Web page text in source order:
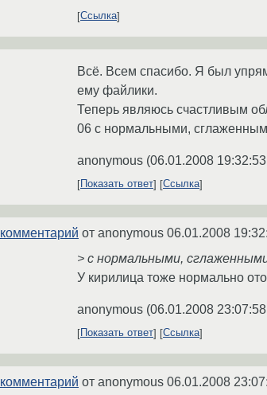
Ссылка
Всё. Всем спасибо. Я был
ему файлики.
Теперь являюсь счастливым
06 с нормальными,
anonymous (06.01.2008
Показать ответ Ссылка
комментарий от anonymous 06.01.2008
> с нормальными,
У кирилица тоже нормально
anonymous (06.01.2008
Показать ответ Ссылка
комментарий от anonymous 06.01.2008